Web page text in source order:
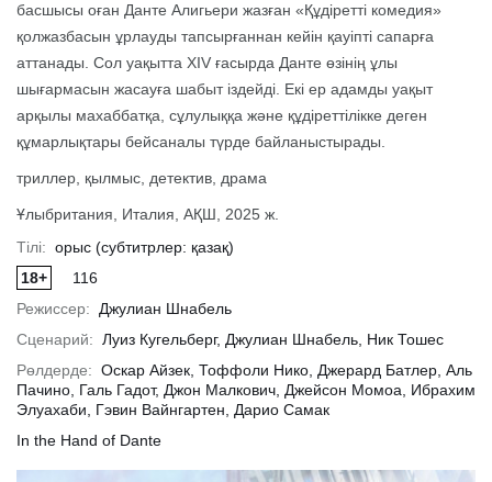
Толығырақ
басшысы оған Данте Алигьери жазған «Құдіретті комедия»
қолжазбасын ұрлауды тапсырғаннан кейін қауіпті сапарға
аттанады. Сол уақытта XIV ғасырда Данте өзінің ұлы
шығармасын жасауға шабыт іздейді. Екі ер адамды уақыт
арқылы махаббатқа, сұлулыққа және құдіреттілікке деген
құмарлықтары бейсаналы түрде байланыстырады.
триллер, қылмыс, детектив, драма
Ұлыбритания, Италия, АҚШ, 2025 ж.
Тілі: орыс (субтитрлер: қазақ)
18+
116
Режиссер:
Джулиан Шнабель
Сценарий: Луиз Кугельберг, Джулиан Шнабель, Ник Тошес
Рөлдерде: Оскар Айзек, Тоффоли Нико, Джерард Батлер, Аль
Пачино, Галь Гадот, Джон Малкович, Джейсон Момоа, Ибрахим
Элуахаби, Гэвин Вайнгартен, Дарио Самак
In the Hand of Dante